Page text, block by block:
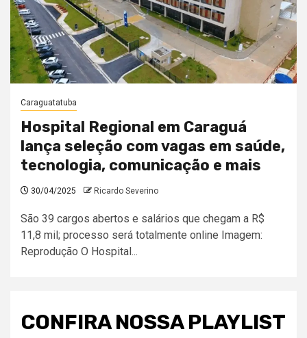
Caraguatatuba
Hospital Regional em Caraguá
lança seleção com vagas em saúde,
tecnologia, comunicação e mais
30/04/2025 Ricardo Severino
São 39 cargos abertos e salários que chegam a R$
11,8 mil; processo será totalmente online Imagem:
Reprodução O Hospital...
CONFIRA NOSSA PLAYLIST